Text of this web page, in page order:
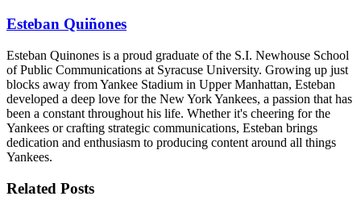
Esteban Quiñones
Esteban Quinones is a proud graduate of the S.I. Newhouse School
of Public Communications at Syracuse University. Growing up just
blocks away from Yankee Stadium in Upper Manhattan, Esteban
developed a deep love for the New York Yankees, a passion that has
been a constant throughout his life. Whether it's cheering for the
Yankees or crafting strategic communications, Esteban brings
dedication and enthusiasm to producing content around all things
Yankees.
Related Posts